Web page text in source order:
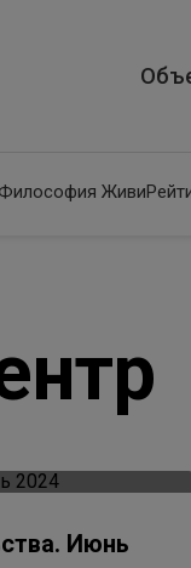
Философия Живи
Июнь